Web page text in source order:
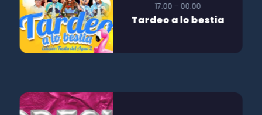
17:00 – 00:00
Tardeo a lo bestia